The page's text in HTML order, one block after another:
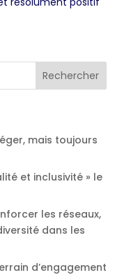
mais toujours
et inclusivité » le
les réseaux,
dans les
d’engagement